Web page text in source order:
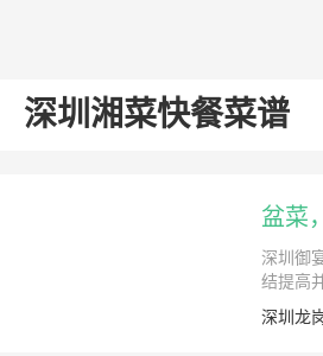
深圳湘菜快餐菜谱
盆菜
深圳御
结提高
深圳龙